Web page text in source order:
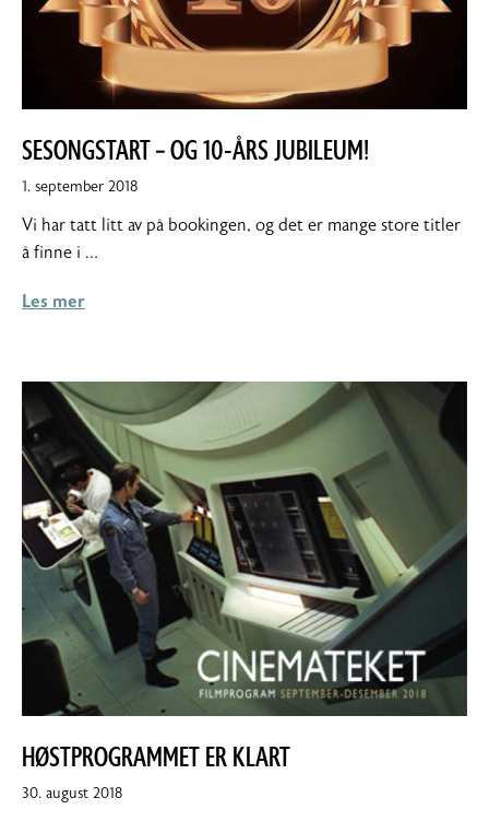
SESONGSTART – OG 10-ÅRS JUBILEUM!
1. september 201810.
2018
Vi har tatt litt av på bookingen, og det er mange store titler
å finne i …
Les mer
HØSTPROGRAMMET ER KLART
30. august 201830.